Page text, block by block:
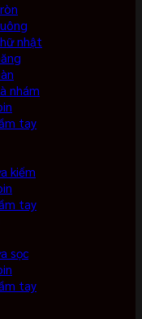
nhật
nhám
tay
kiếm
tay
sọc
tay